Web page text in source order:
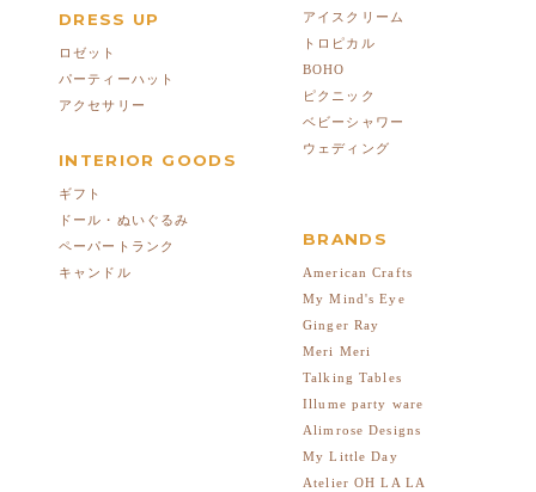
DRESS UP
ロゼット
パーティーハット
アクセサリー
INTERIOR GOODS
ギフト
ドール・ぬいぐるみ
ペーパートランク
キャンドル
アイスクリーム
トロピカル
BOHO
ピクニック
ベビーシャワー
ウェディング
BRANDS
American Crafts
My Mind's Eye
Ginger Ray
Meri Meri
Talking Tables
Illume party ware
Alimrose Designs
My Little Day
Atelier OH LA LA